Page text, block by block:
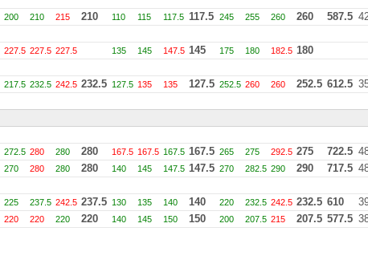
200 210 215 210 110 115 117.5 117.5 245 255 260 260 587.5
227.5 227.5 227.5 135 145 147.5 145 175 180 182.5 180
217.5 232.5 242.5 232.5 127.5 135 135 127.5 252.5 260 260 252.5 612.5
272.5 280 280 280 167.5 167.5 167.5 167.5 265 275 292.5 275 722.5
270 280 280 280 140 145 147.5 147.5 270 282.5 290 290 717.5
225 237.5 242.5 237.5 130 135 140 140 220 232.5 242.5 232.5 610
220 220 220 220 140 145 150 150 200 207.5 215 207.5 577.5